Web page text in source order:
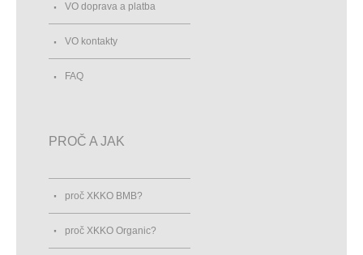
VO doprava a platba
VO kontakty
FAQ
PROČ A JAK
proč XKKO BMB?
proč XKKO Organic?